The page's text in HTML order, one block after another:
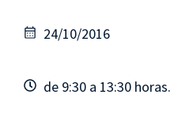
24/10/2016
de 9:30 a 13:30 horas.